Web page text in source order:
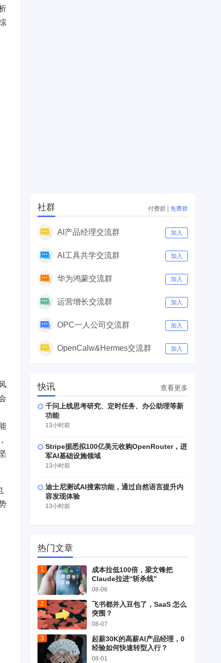
社群 付费群 | 免费群
AI产品经理交流群 加入
AI工具共学交流群 加入
华为鸿蒙交流群 加入
运营增长交流群 加入
OPC一人公司交流群 加入
OpenCalw&Hermes交流群 加入
快讯 查看更多
千问上线思考研究、定时任务、办公助理等新
功能
13小时前
Stripe据悉拟100亿美元收购OpenRouter，进
军AI基础设施领域
13小时前
迪士尼测试AI搜索功能，通过自然语言提升内
容发现体验
13小时前
热门文章
成本拉低100倍，梁文锋把
Claude拉进“斩杀线”
08-06
飞书都并入豆包了，SaaS 怎么
突围？
08-07
起薪30K的高薪AI产品经理，0
经验如何快速转型入行？
08-01